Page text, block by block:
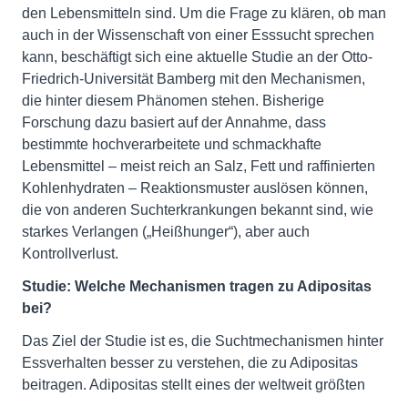
den Lebensmitteln sind. Um die Frage zu klären, ob man
auch in der Wissenschaft von einer Esssucht sprechen
kann, beschäftigt sich eine aktuelle Studie an der Otto-
Friedrich-Universität Bamberg mit den Mechanismen,
die hinter diesem Phänomen stehen. Bisherige
Forschung dazu basiert auf der Annahme, dass
bestimmte hochverarbeitete und schmackhafte
Lebensmittel – meist reich an Salz, Fett und raffinierten
Kohlenhydraten – Reaktionsmuster auslösen können,
die von anderen Suchterkrankungen bekannt sind, wie
starkes Verlangen („Heißhunger“), aber auch
Kontrollverlust.
Studie: Welche Mechanismen tragen zu Adipositas
bei?
Das Ziel der Studie ist es, die Suchtmechanismen hinter
Essverhalten besser zu verstehen, die zu Adipositas
beitragen. Adipositas stellt eines der weltweit größten